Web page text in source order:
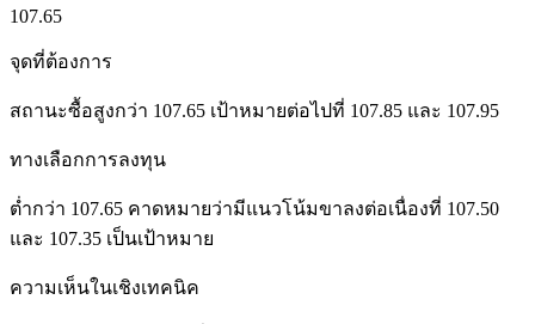
107.65
จุดที่ต้องการ
สถานะซื้อสูงกว่า 107.65 เป้าหมายต่อไปที่ 107.85 และ 107.95
ทางเลือกการลงทุน
ต่ำกว่า 107.65 คาดหมายว่ามีแนวโน้มขาลงต่อเนื่องที่ 107.50
และ 107.35 เป็นเป้าหมาย
ความเห็นในเชิงเทคนิค